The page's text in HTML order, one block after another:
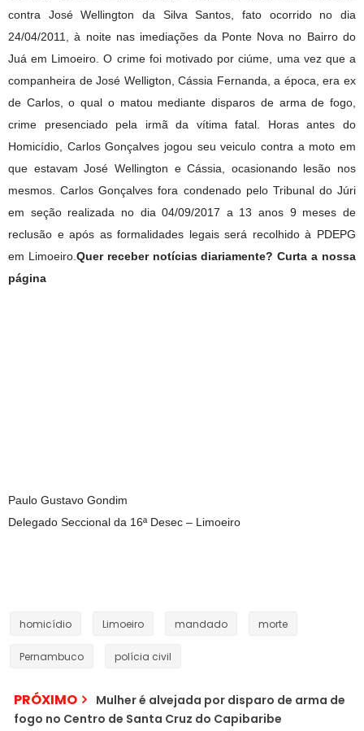
contra José Wellington da Silva Santos, fato ocorrido no dia
24/04/2011, à noite nas imediações da Ponte Nova no Bairro do
Juá em Limoeiro. O crime foi motivado por ciúme, uma vez que a
companheira de José Welligton, Cássia Fernanda, a época, era ex
de Carlos, o qual o matou mediante disparos de arma de fogo,
crime presenciado pela irmã da vítima fatal. Horas antes do
Homicídio, Carlos Gonçalves jogou seu veiculo contra a moto em
que estavam José Wellington e Cássia, ocasionando lesão nos
mesmos. Carlos Gonçalves fora condenado pelo Tribunal do Júri
em seção realizada no dia 04/09/2017 a 13 anos 9 meses de
reclusão e após as formalidades legais será recolhido à PDEPG
em Limoeiro. Quer receber notícias diariamente? Curta a nossa
página
Paulo Gustavo Gondim
Delegado Seccional da 16ª Desec – Limoeiro
homicídio Limoeiro mandado morte
Pernambuco polícia civil
PRÓXIMO
Mulher é alvejada por disparo de arma de
fogo no Centro de Santa Cruz do Capibaribe